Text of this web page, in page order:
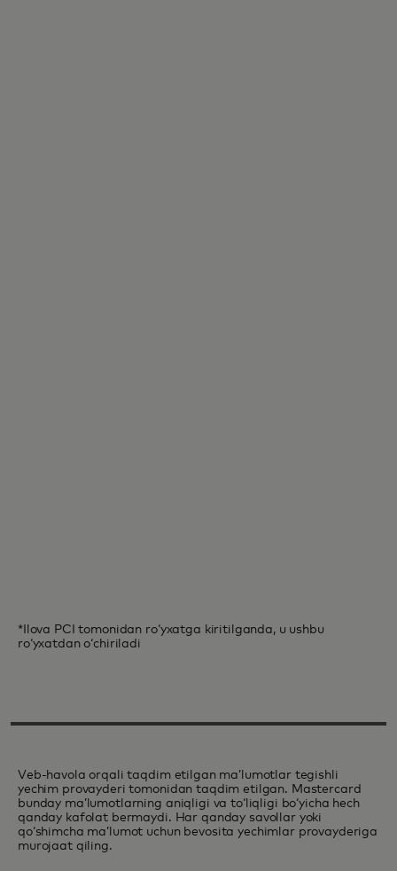
*Ilova PCI tomonidan roʻyxatga kiritilganda, u ushbu
roʻyxatdan oʻchiriladi
Veb-havola orqali taqdim etilgan maʼlumotlar tegishli
yechim provayderi tomonidan taqdim etilgan. Mastercard
bunday maʼlumotlarning aniqligi va toʻliqligi boʻyicha hech
qanday kafolat bermaydi. Har qanday savollar yoki
qoʻshimcha maʼlumot uchun bevosita yechimlar provayderiga
murojaat qiling.